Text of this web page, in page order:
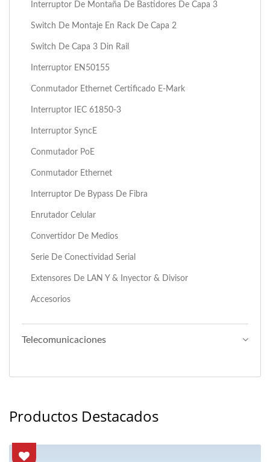
Interruptor De Montaña De Bastidores De Capa 3
Switch De Montaje En Rack De Capa 2
Switch De Capa 3 Din Rail
Interruptor EN50155
Conmutador Ethernet Certificado E-Mark
Interruptor IEC 61850-3
Interruptor SyncE
Conmutador PoE
Conmutador Ethernet
Interruptor De Bypass De Fibra
Enrutador Celular
Convertidor De Medios
Serie De Conectividad Serial
Extensores De LAN Y & Inyector & Divisor
Accesorios
Telecomunicaciones
Productos Destacados